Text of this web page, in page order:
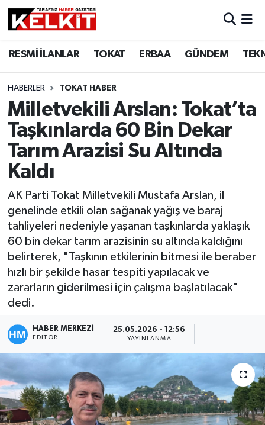
RESMİ İLANLAR TOKAT ERBAA GÜNDEM
HABERLER TOKAT HABER
Milletvekili Arslan: Tokat’ta
Taşkınlarda 60 Bin Dekar
Tarım Arazisi Su Altında
Kaldı
AK Parti Tokat Milletvekili Mustafa Arslan, il
genelinde etkili olan sağanak yağış ve baraj
tahliyeleri nedeniyle yaşanan taşkınlarda yaklaşık
60 bin dekar tarım arazisinin su altında kaldığını
belirterek, "Taşkının etkilerinin bitmesi ile beraber
hızlı bir şekilde hasar tespiti yapılacak ve
zararların giderilmesi için çalışma başlatılacak"
dedi.
HABER MERKEZİ
EDITÖR
25.05.2026 - 12:56
YAYINLANMA